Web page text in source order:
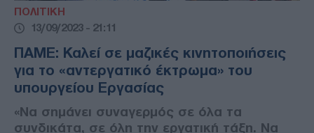
ΠΟΛΙΤΙΚΗ
13/09/2023 - 21:11
ΠΑΜΕ: Καλεί σε μαζικές κινητοποιήσεις
για το «αντεργατικό έκτρωμα» του
υπουργείου Εργασίας
«Να σημάνει συναγερμός σε όλα τα
συνδικάτα, σε όλη την εργατική τάξη. Να